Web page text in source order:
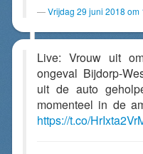
Vrijdag 29 juni 2018 om
Live: Vrouw uit
ongeval Bijdorp-
uit de auto
momenteel in de
https://t.co/